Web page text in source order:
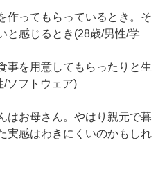
作ってもらっているとき。そ
と感じるとき(28歳/男性/学
事を用意してもらったりと生
/ソフトウェア)
はお母さん。やはり親元で暮
実感はわきにくいのかもしれ